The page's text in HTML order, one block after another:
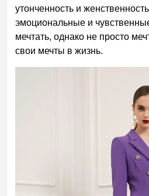
утонченность и
эмоциональные и
мечтать, однако не просто
свои мечты в жизнь.